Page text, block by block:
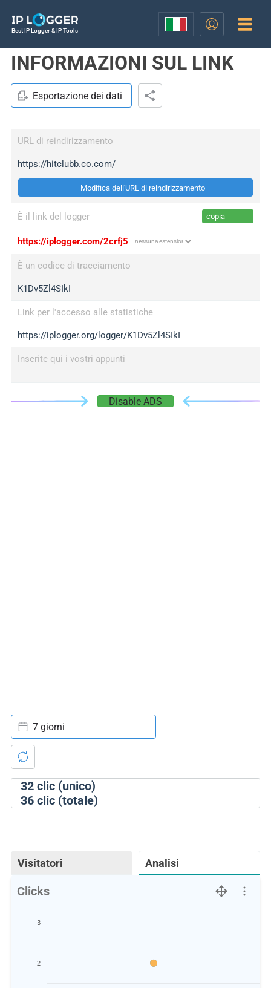
Best IP Logger & IP Tools
INFORMAZIONI SUL LINK
Esportazione dei dati
URL di reindirizzamento
https://hitclubb.co.com/
Modifica dell'URL di reindirizzamento
È il link del logger copia
https://iplogger.com/2crfj5
È un codice di tracciamento
K1Dv5Zl4SIkI
Link per l'accesso alle statistiche
https://iplogger.org/logger/K1Dv5Zl4SIkI
Inserite qui i vostri appunti
Disable ADS
32clic (unico)
36clic (totale)
7 giorni
Visitatori Analisi
Clicks
2
3